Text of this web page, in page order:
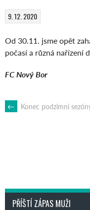
9. 12. 2020
Od 30.11. jsme opět
počasí a různá nařízení
FC Nový Bor
POST
← Konec podzimní
PŘÍŠTÍ ZÁPAS MUŽI